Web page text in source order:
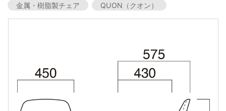
金属・樹脂製チェア
QUON（クオン）